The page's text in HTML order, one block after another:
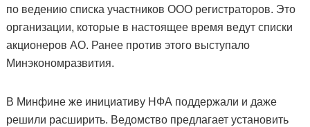
по ведению списка участников ООО регистраторов. Это
организации, которые в настоящее время ведут списки
акционеров АО. Ранее против этого выступало
Минэкономразвития.
В Минфине же инициативу НФА поддержали и даже
решили расширить. Ведомство предлагает установить